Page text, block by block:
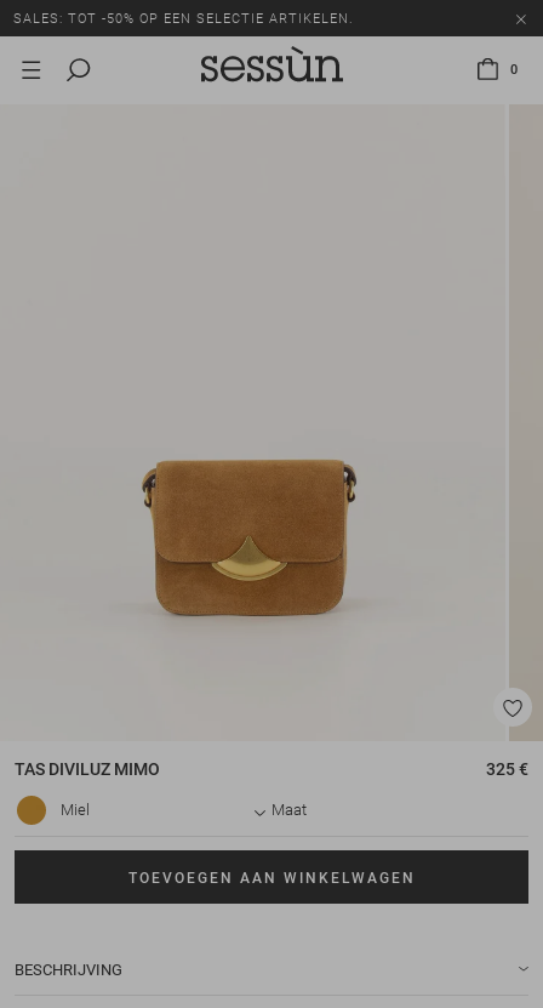
SALES: TOT -50% OP EEN SELECTIE ARTIKELEN.
0
TAS DIVILUZ MIMO 325 €
Miel Maat
TOEVOEGEN AAN WINKELWAGEN
BESCHRIJVING